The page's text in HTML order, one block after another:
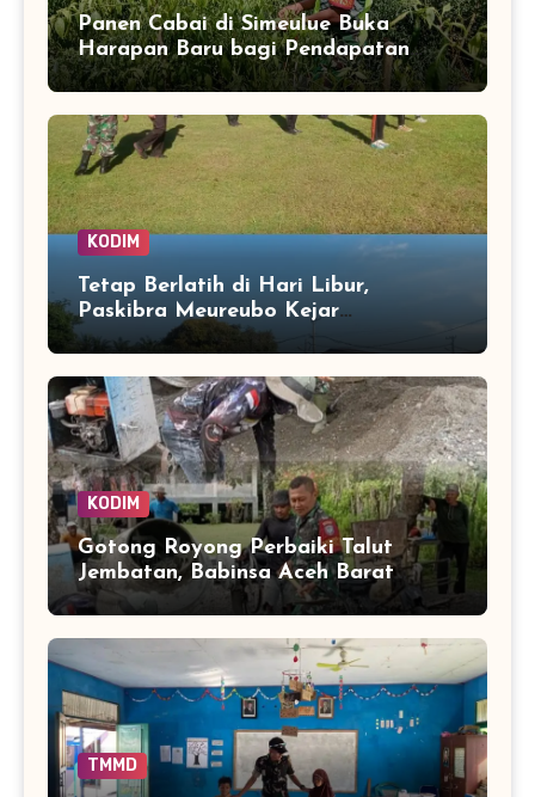
Panen Cabai di Simeulue Buka
Harapan Baru bagi Pendapatan
Petani Teluk Dalam
KODIM
Tetap Berlatih di Hari Libur,
Paskibra Meureubo Kejar
Kekompakan Jelang 17 Agustus
KODIM
Gotong Royong Perbaiki Talut
Jembatan, Babinsa Aceh Barat
Bantu Pulihkan Akses Warga
TMMD